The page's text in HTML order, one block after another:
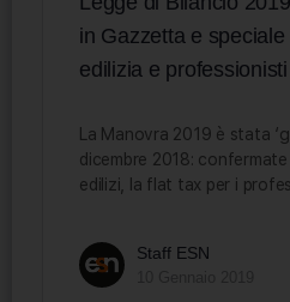
in Gazzetta e
edilizia e professionisti
La Manovra 2019 è stata
dicembre 2018:
edilizi, la flat tax per i
Staff ESN